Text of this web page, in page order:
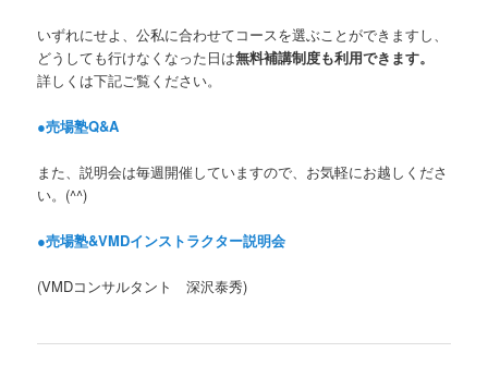
いずれにせよ、公私に合わせてコースを選ぶことができますし、
どうしても行けなくなった日は無料補講制度も利用できます。
詳しくは下記ご覧ください。
●売場塾Q&A
また、説明会は毎週開催していますので、お気軽にお越しくださ
い。(^^)
●売場塾&VMDインストラクター説明会
(VMDコンサルタント 深沢泰秀)